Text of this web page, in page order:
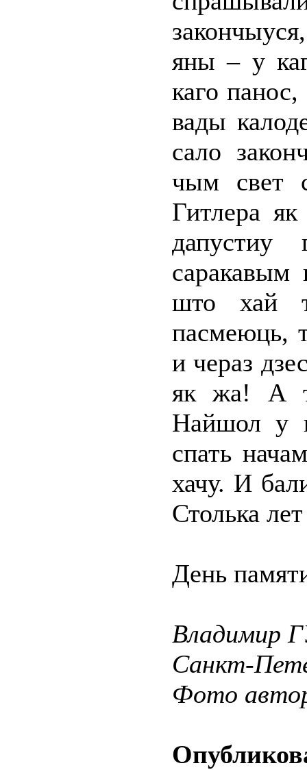
яны – у
каго
вады
сало
чым свет
Гитлера
саракавым
што хай
пасмеюць,
и чераз
як жа! А
Найшол у
спать
хачу. И
Столька
День
Владимир
Санкт-
Фото